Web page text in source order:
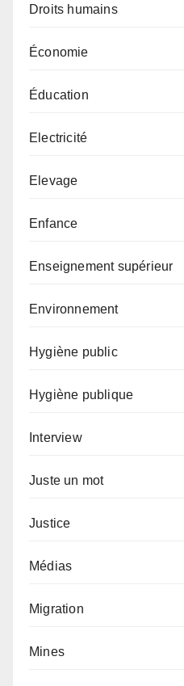
Droits humains
Économie
Éducation
Electricité
Elevage
Enfance
Enseignement supérieur
Environnement
Hygiène public
Hygiène publique
Interview
Juste un mot
Justice
Médias
Migration
Mines